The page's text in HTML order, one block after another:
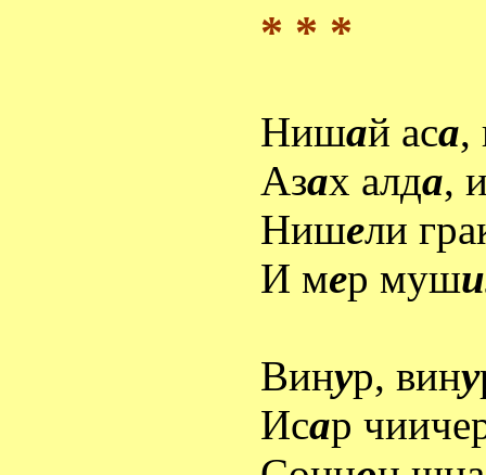
* * *
Нишай аса,
Азах алда,
Нишели
И мер муши
Винур, вину
Исар